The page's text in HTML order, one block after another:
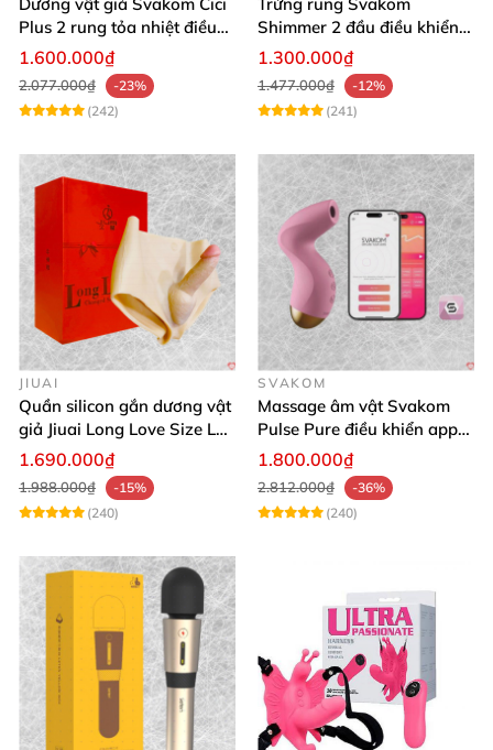
Plus 2 rung tỏa nhiệt điều
khiển app an toàn silicone
1.600.000₫
2.077.000₫
-23%
(242)
Shimmer 2 đầu điều khiển
app tiện lợi
1.300.000₫
1.477.000₫
-12%
(241)
JIUAI
Quần silicon gắn dương vật
giả Jiuai Long Love Size L
hỗ trợ khoái cảm
1.690.000₫
1.988.000₫
-15%
(240)
SVAKOM
Massage âm vật Svakom
Pulse Pure điều khiển app
công nghệ sóng âm cao cấp
1.800.000₫
2.812.000₫
-36%
(240)